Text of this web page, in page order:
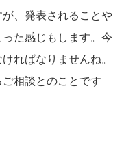
、発表されることや
た感じもします。今
ればなりませんね。
相談とのことです